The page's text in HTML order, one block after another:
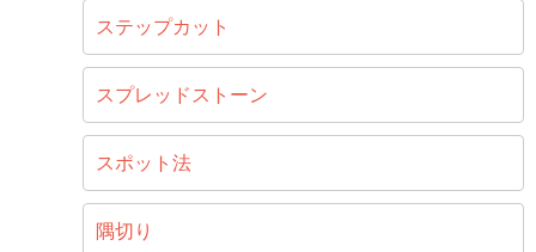
ステップカット
スプレッドストーン
スポット法
隅切り